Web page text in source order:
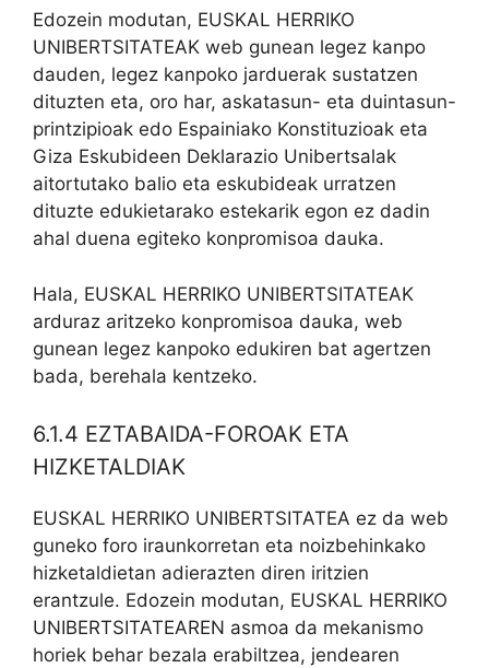
Edozein modutan, EUSKAL HERRIKO
UNIBERTSITATEAK web gunean legez kanpo
dauden, legez kanpoko jarduerak sustatzen
dituzten eta, oro har, askatasun- eta duintasun-
printzipioak edo Espainiako Konstituzioak eta
Giza Eskubideen Deklarazio Unibertsalak
aitortutako balio eta eskubideak urratzen
dituzte edukietarako estekarik egon ez dadin
ahal duena egiteko konpromisoa dauka.
Hala, EUSKAL HERRIKO UNIBERTSITATEAK
arduraz aritzeko konpromisoa dauka, web
gunean legez kanpoko edukiren bat agertzen
bada, berehala kentzeko.
6.1.4 EZTABAIDA-FOROAK ETA
HIZKETALDIAK
EUSKAL HERRIKO UNIBERTSITATEA ez da web
guneko foro iraunkorretan eta noizbehinkako
hizketaldietan adierazten diren iritzien
erantzule. Edozein modutan, EUSKAL HERRIKO
UNIBERTSITATEAREN asmoa da mekanismo
horiek behar bezala erabiltzea, jendearen